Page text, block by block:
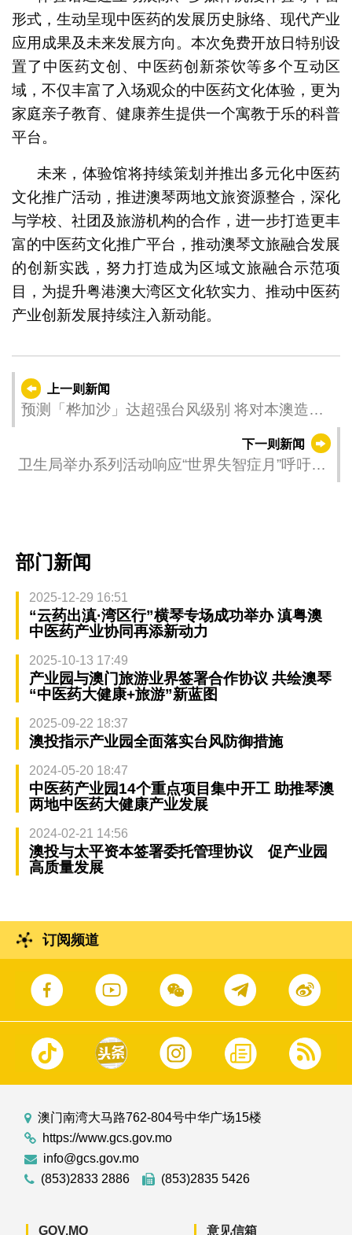
形式，生动呈现中医药的发展历史脉络、现代产业
应用成果及未来发展方向。本次免费开放日特别设
置了中医药文创、中医药创新茶饮等多个互动区
域，不仅丰富了入场观众的中医药文化体验，更为
家庭亲子教育、健康养生提供一个寓教于乐的科普
平台。
未来，体验馆将持续策划并推出多元化中医药
文化推广活动，推进澳琴两地文旅资源整合，深化
与学校、社团及旅游机构的合作，进一步打造更丰
富的中医药文化推广平台，推动澳琴文旅融合发展
的创新实践，努力打造成为区域文旅融合示范项
目，为提升粤港澳大湾区文化软实力、推动中医药
产业创新发展持续注入新动能。
上一则新闻
预测「桦加沙」达超强台风级别 将对本澳造成
下一则新闻
卫生局举办系列活动响应“世界失智症月”呼吁公
部门新闻
2025-12-29 16:51
“云药出滇·湾区行”横琴专场成功举办 滇粤澳
中医药产业协同再添新动力
2025-10-13 17:49
产业园与澳门旅游业界签署合作协议 共绘澳琴
“中医药大健康+旅游”新蓝图
2025-09-22 18:37
澳投指示产业园全面落实台风防御措施
2024-05-20 18:47
中医药产业园14个重点项目集中开工 助推琴澳
两地中医药大健康产业发展
2024-02-21 14:56
澳投与太平资本签署委托管理协议 促产业园
高质量发展
订阅频道
澳门南湾大马路762-804号中华广场15楼
https://www.gcs.gov.mo
info@gcs.gov.mo
(853)2833 2886
(853)2835 5426
GOV.MO 意见信箱